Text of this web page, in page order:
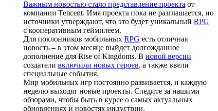
Важным новостью стало представление проекта от
компании Tencent. Имя проекта пока не разглашается, но
источники утверждают, что это будет уникальный RPG
с кооперативным геймплеем.
Для поклонников мобильных RPG есть отличная
новость – в этом месяце выйдет долгожданное
дополнение для Rise of Kingdoms. В новой версии
создатели включили новых героев, а также ввели
специальные события.
Мир мобильных игр постоянно развивается, и каждую
неделю выходят новые проекты. Следите за нашими
обзорами, чтобы быть в курсе о самых актуальных
обновлениях и новостях индустрии.